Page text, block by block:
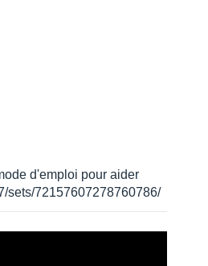
exd'emploi pour aider
sets/72157607278760786/